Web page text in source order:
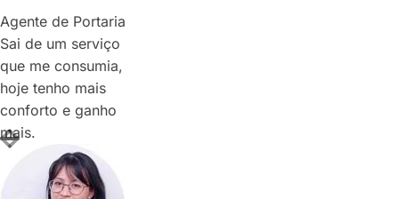
Agente de Portaria
Sai de um serviço
que me consumia,
hoje tenho mais
conforto e ganho
mais.